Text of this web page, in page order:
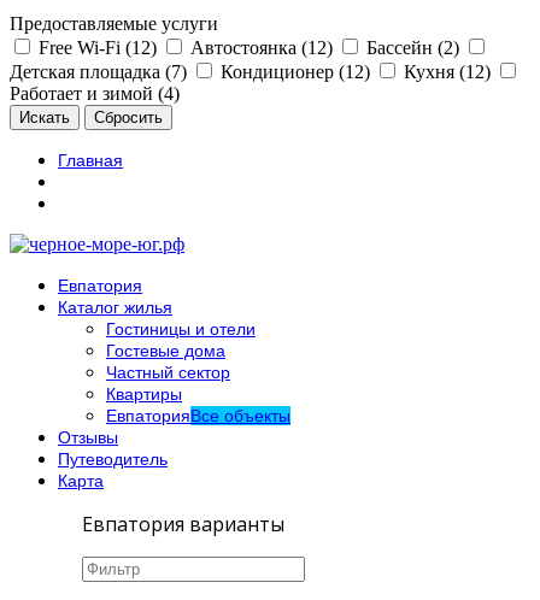
Предоставляемые услуги
Free Wi-Fi (12)
Автостоянка (12)
Бассейн (2)
Детская площадка (7)
Кондиционер (12)
Кухня (12)
Работает и зимой (4)
Главная
Евпатория
Каталог жилья
Гостиницы и отели
Гостевые дома
Частный сектор
Квартиры
ЕвпаторияВсе объекты
Отзывы
Путеводитель
Карта
Евпатория варианты